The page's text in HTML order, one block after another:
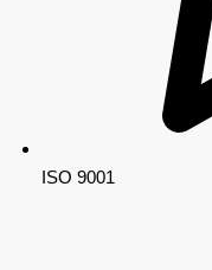
ISO 9001